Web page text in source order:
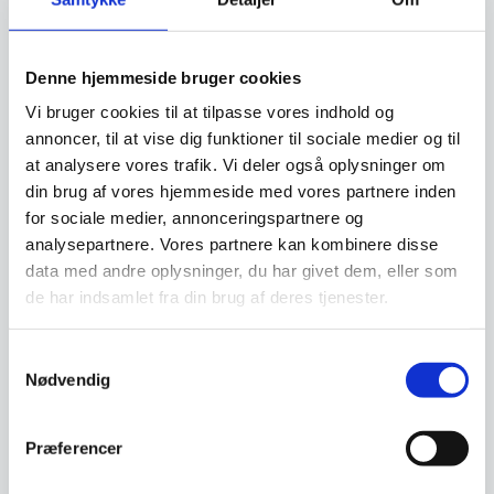
Denne hjemmeside bruger cookies
Vi bruger cookies til at tilpasse vores indhold og
annoncer, til at vise dig funktioner til sociale medier og til
at analysere vores trafik. Vi deler også oplysninger om
din brug af vores hjemmeside med vores partnere inden
for sociale medier, annonceringspartnere og
analysepartnere. Vores partnere kan kombinere disse
data med andre oplysninger, du har givet dem, eller som
de har indsamlet fra din brug af deres tjenester.
Nødvendig
Præferencer
Gense Twist
Serveringsgaffel 22 cm
Blank stål
Designet appellerer til det
moderne menneske, der
værdsætter det nyeste inden…
149,95 DKK
Gense Indra Teske 14,5
cm Blank stål
Med sine rene linjer og kurvede
elegance indfanger bestikket
Indra Ingegerd…
69,95DKK